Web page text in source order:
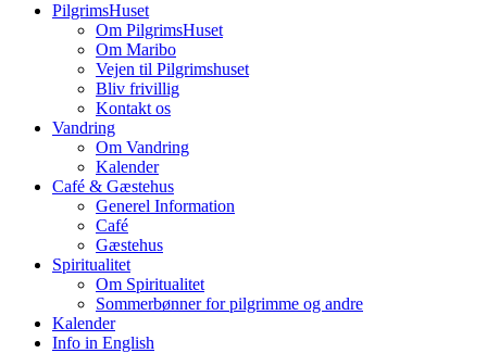
PilgrimsHuset
Om PilgrimsHuset
Om Maribo
Vejen til Pilgrimshuset
Bliv frivillig
Kontakt os
Vandring
Om Vandring
Kalender
Café & Gæstehus
Generel Information
Café
Gæstehus
Spiritualitet
Om Spiritualitet
Sommerbønner for pilgrimme og andre
Kalender
Info in English